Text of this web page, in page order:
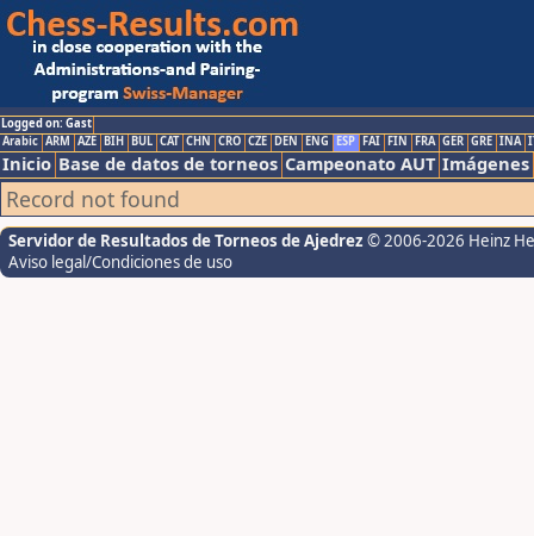
Logged on: Gast
Arabic ARM AZE BIH BUL CAT CHN CRO CZE DEN ENG ESP FAI FIN FRA GER GRE INA
Inicio Base de datos de torneos Campeonato AUT Imágenes
Record not found
Servidor de Resultados de Torneos de Ajedrez © 2006-2026 Heinz
Aviso legal/Condiciones de uso